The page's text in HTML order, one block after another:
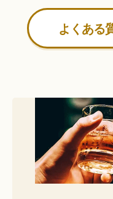
よくある